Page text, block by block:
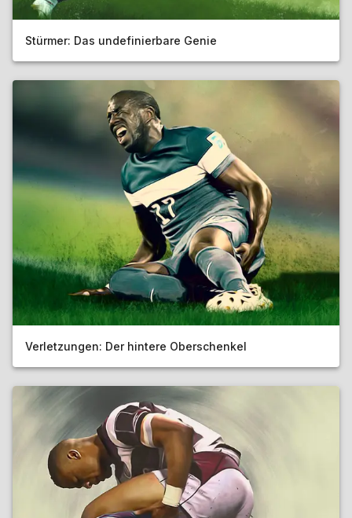
Stürmer: Das undefinierbare Genie
Verletzungen: Der hintere Oberschenkel